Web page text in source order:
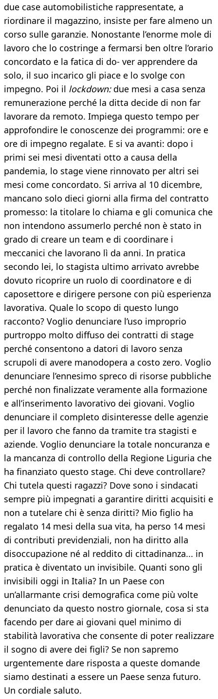
due case automobilistiche rappresentate, a
riordinare il magazzino, insiste per fare almeno un
corso sulle garanzie. Nonostante l’enorme mole di
lavoro che lo costringe a fermarsi ben oltre l’orario
concordato e la fatica di do- ver apprendere da
solo, il suo incarico gli piace e lo svolge con
impegno. Poi il lockdown:due mesi a casa senza
remunerazione perché la ditta decide di non far
lavorare da remoto. Impiega questo tempo per
approfondire le conoscenze dei programmi: ore e
ore di impegno regalate. E si va avanti: dopo i
primi sei mesi diventati otto a causa della
pandemia, lo stage viene rinnovato per altri sei
mesi come concordato. Si arriva al 10 dicembre,
mancano solo dieci giorni alla firma del contratto
promesso: la titolare lo chiama e gli comunica che
non intendono assumerlo perché non è stato in
grado di creare un team e di coordinare i
meccanici che lavorano lì da anni. In pratica
secondo lei, lo stagista ultimo arrivato avrebbe
dovuto ricoprire un ruolo di coordinatore e di
caposettore e dirigere persone con più esperienza
lavorativa. Quale lo scopo di questo lungo
racconto? Voglio denunciare l’uso improprio
purtroppo molto diffuso dei contratti di stage
perché consentono a datori di lavoro senza
scrupoli di avere manodopera a costo zero. Voglio
denunciare l’ennesimo spreco di risorse pubbliche
perché non finalizzate veramente alla formazione
e all’inserimento lavorativo dei giovani. Voglio
denunciare il completo disinteresse delle agenzie
per il lavoro che fanno da tramite tra stagisti e
aziende. Voglio denunciare la totale noncuranza e
la mancanza di controllo della Regione Liguria che
ha finanziato questo stage. Chi deve controllare?
Chi tutela questi ragazzi? Dove sono i sindacati
sempre più impegnati a garantire diritti acquisiti e
non a tutelare chi è senza diritti? Mio figlio ha
regalato 14 mesi della sua vita, ha perso 14 mesi
di contributi previdenziali, non ha diritto alla
disoccupazione né al reddito di cittadinanza... in
pratica è diventato un invisibile. Quanti sono gli
invisibili oggi in Italia? In un Paese con
un’allarmante crisi demografica come più volte
denunciato da questo nostro giornale, cosa si sta
facendo per dare ai giovani quel minimo di
stabilità lavorativa che consente di poter realizzare
il sogno di avere dei figli? Se non sapremo
urgentemente dare risposta a queste domande
siamo destinati a essere un Paese senza futuro.
Un cordiale saluto.